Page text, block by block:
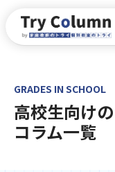
GRADES IN SCHOOL
高校生向けの
コラム一覧